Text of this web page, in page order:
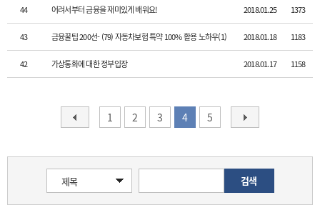
44 어려서부터 금융을 재미있게 배워요! 2018.01.25 1373
43 금융꿀팁 200선- (79) 자동차보험 특약 100% 활용 노하우(1) 2018.01.18 1183
42 가상통화에 대한 정부입장 2018.01.17 1158
1 2 3 4 5
검색